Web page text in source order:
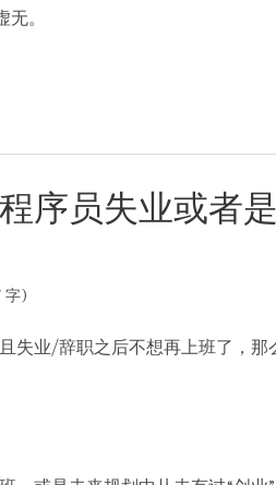
。
序员失业或者
字)
失业/辞职之后不想再上班了，